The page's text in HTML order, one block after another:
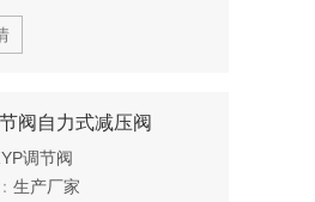
阀自力式减压阀
调节阀
生产厂家